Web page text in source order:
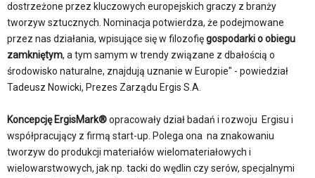
dostrzeżone przez kluczowych europejskich graczy z branży
tworzyw sztucznych. Nominacja potwierdza, że podejmowane
przez nas działania, wpisujące się w filozofięgospodarki o obiegu
zamkniętym, a tym samym w trendy związane z dbałością o
środowisko naturalne, znajdują uznanie w Europie" - powiedział
Tadeusz Nowicki, Prezes Zarządu Ergis S.A.
Koncepcję ErgisMark®opracowały dział badań i rozwoju Ergisu i
współpracujący z firmą start-up. Polega ona na znakowaniu
tworzyw do produkcji materiałów wielomateriałowych i
wielowarstwowych, jak np. tacki do wędlin czy serów, specjalnymi